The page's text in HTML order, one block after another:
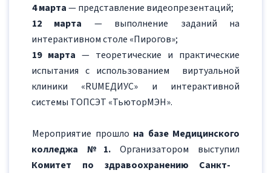
4 марта— представление видеопрезентаций;
12 марта — выполнение заданий на
интерактивном столе «Пирогов»;
19 марта — теоретические и практические
испытания с использованием виртуальной
клиники «RUМЕДИУС» и интерактивной
системы ТОПСЭТ «ТьюторМЭН».
Мероприятие прошло на базе Медицинского
колледжа №1. Организатором выступил
Комитет по здравоохранению Санкт-